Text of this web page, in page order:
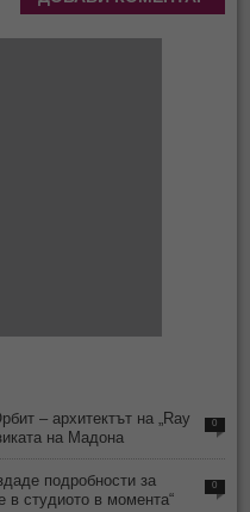
– архитектът на „Ray
на Мадона
0
подробности за
в студиото в момента“
0